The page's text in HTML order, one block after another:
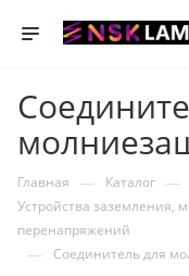
Главная — Каталог —
Устройства заземления,
перенапряжений
— Соединитель для